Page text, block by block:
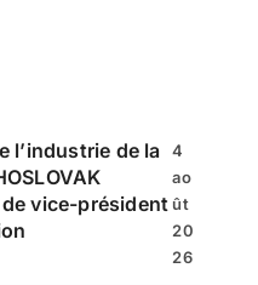
l’industrie de la
de vice-président
4
ao
ût
20
26